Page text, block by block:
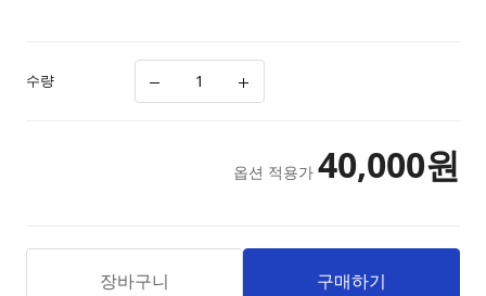
수량
옵션 적용가 40,000원
장바구니 구매하기